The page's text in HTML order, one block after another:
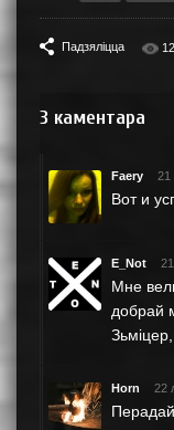
Падзяліцца
3 каментара
Faery 21
Вот и
E_Not
Мне
добрай
Horn 22